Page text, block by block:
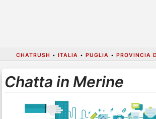
CHATRUSH • ITALIA • PUGLIA • PROVINCIA
Chatta in Merine